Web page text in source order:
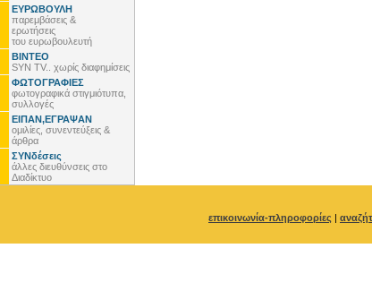
ΕΥΡΩΒΟΥΛΗ
παρεμβάσεις &
ερωτήσεις
του ευρωβουλευτή
ΒΙΝΤΕΟ
SYN TV.. χωρίς διαφημίσεις
ΦΩΤΟΓΡΑΦΙΕΣ
φωτογραφικά στιγμιότυπα,
συλλογές
ΕΙΠΑΝ,ΕΓΡΑΨΑΝ
ομιλίες, συνεντεύξεις &
άρθρα
ΣΥΝδέσεις
άλλες διευθύνσεις στο
Διαδίκτυο
επικοινωνία-πληροφορίες |